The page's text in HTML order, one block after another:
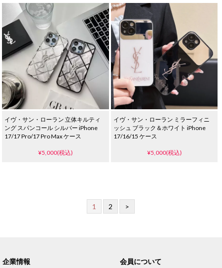
イヴ・サン・ローラン 立体キルティ
ング スパンコール シルバー iPhone
17/17 Pro/17 Pro Max ケース
¥5,000(税込)
イヴ・サン・ローラン ミラーフィニ
ッシュ ブラック＆ホワイト iPhone
17/16/15 ケース
¥5,000(税込)
1 2 >
企業情報 会員について